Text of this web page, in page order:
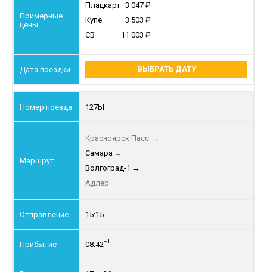
Плацкарт 3 047
Купе
3 503
СВ
11 003
ВЫБРАТЬ ДАТУ
127Ы
Красноярск Пасс →
Самара →
Волгоград-1 →
Адлер
15:15
08:42+1